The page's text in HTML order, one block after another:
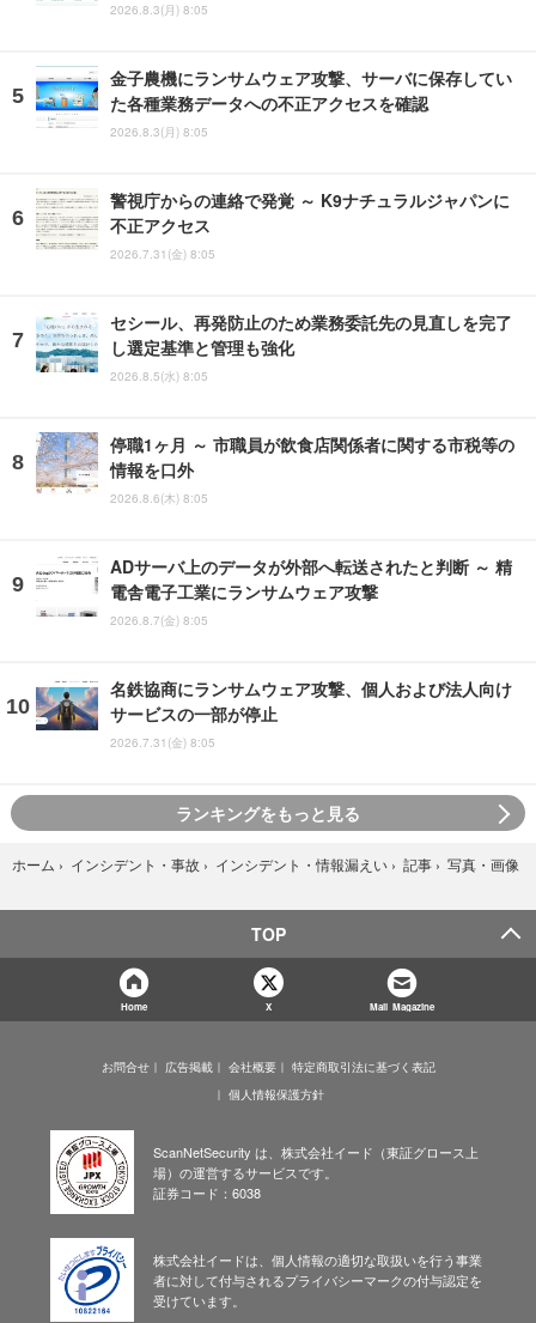
2026.8.3(月) 8:05
金子農機にランサムウェア攻撃、サーバに保存してい
た各種業務データへの不正アクセスを確認
2026.8.3(月) 8:05
警視庁からの連絡で発覚 ～ K9ナチュラルジャパンに
不正アクセス
2026.7.31(金) 8:05
セシール、再発防止のため業務委託先の見直しを完了
し選定基準と管理も強化
2026.8.5(水) 8:05
停職1ヶ月 ～ 市職員が飲食店関係者に関する市税等の
情報を口外
2026.8.6(木) 8:05
ADサーバ上のデータが外部へ転送されたと判断 ～ 精
電舎電子工業にランサムウェア攻撃
2026.8.7(金) 8:05
名鉄協商にランサムウェア攻撃、個人および法人向け
サービスの一部が停止
2026.7.31(金) 8:05
ランキングをもっと見る
ホーム › インシデント・事故 › インシデント・情報漏えい › 記事 › 写真・画像
TOP
Home X Mail Magazine
お問合せ 広告掲載 会社概要
特定商取引法に基づく表記
個人情報保護方針
ScanNetSecurity は、株式会社イード（東証グロース上
場）の運営するサービスです。
証券コード：6038
株式会社イードは、個人情報の適切な取扱いを行う事業
者に対して付与されるプライバシーマークの付与認定を
受けています。